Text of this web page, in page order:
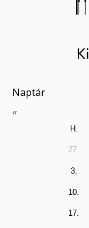
Naptár
«
H.
27.
3.
10.
17.